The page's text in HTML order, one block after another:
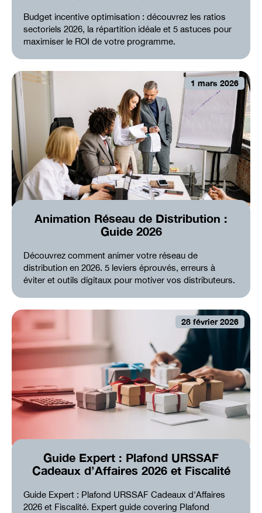
Budget incentive optimisation : découvrez les ratios
sectoriels 2026, la répartition idéale et 5 astuces pour
maximiser le ROI de votre programme.
1 mars 2026
Animation Réseau de Distribution :
Guide 2026
Découvrez comment animer votre réseau de
distribution en 2026. 5 leviers éprouvés, erreurs à
éviter et outils digitaux pour motiver vos distributeurs.
28 février 2026
Guide Expert : Plafond URSSAF
Cadeaux d’Affaires 2026 et Fiscalité
Guide Expert : Plafond URSSAF Cadeaux d'Affaires
2026 et Fiscalité. Expert guide covering Plafond